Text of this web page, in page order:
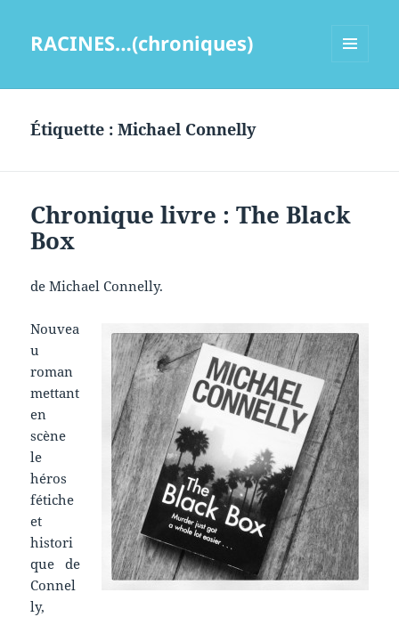
RACINES…(chroniques)
Étiquette :Michael Connelly
Chronique livre : The Black
Box
de Michael Connelly.
Nouvea
u
roman
mettant
en
scène
le
héros
fétiche
et
histori
que de
Connel
ly,